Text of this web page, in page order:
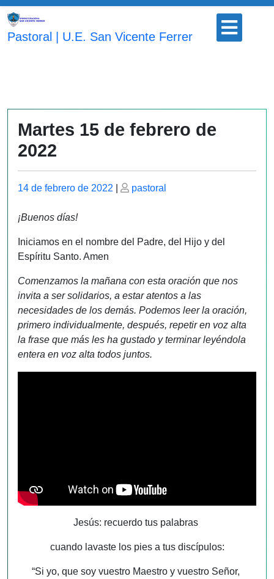
Saltar
contenido
Pastoral | U.E. San Vicente Ferrer
Botón
abrir
Martes 15 de febrero de
2022
Publicado
14 de febrero de 2022
Publicado
pastoral
¡Buenos días!
Iniciamos en el nombre del Padre, del Hijo y del
Espíritu Santo. Amen
Comenzamos la mañana con esta oración que nos
invita a ser solidarios, a estar atentos a las
necesidades de los demás. Podemos leer la oración,
primero individualmente, después, repetir en voz alta
la frase que más les ha gustado y terminar leyéndola
entera en voz alta todos juntos.
Jesús: recuerdo tus palabras
cuando lavaste los pies a tus discípulos:
“Si yo, que soy vuestro Maestro y vuestro Señor,